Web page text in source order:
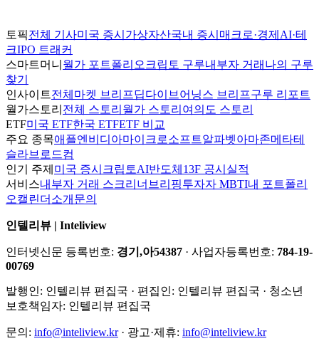
토픽전체 기사미국 증시 가상자산국내 증시 매크로·경제 AI·테
크IPO 트래커
스마트머니 월가 포트폴리오 크립토 구루내부자 거래 나의 구루
찾기
인사이트전체 마켓 브리프딥다이브 어닝스 브리프구루 리포트
월가스토리 전체 스토리 월가 스토리 여의도 스토리
ETF미국 ETF한국 ETFETF 비교
주요 종목애플엔비디아마이크로소프트알파벳아마존메타테
슬라브로드컴
인기 주제 미국 증시 크립토AI반도체 13F 공시 실적
서비스내부자 거래 스크리너 브리핑투자자 MBTI내 포트폴리
오캘린더 소개 문의
인텔리뷰 | Inteliview
인터넷신문 등록번호: 경기,아54387 · 사업자등록번호: 784-19-
00769
발행인: 인텔리뷰 편집국 · 편집인: 인텔리뷰 편집국 · 청소년
보호책임자: 인텔리뷰 편집국
문의: info@inteliview.kr· 광고·제휴: info@inteliview.kr